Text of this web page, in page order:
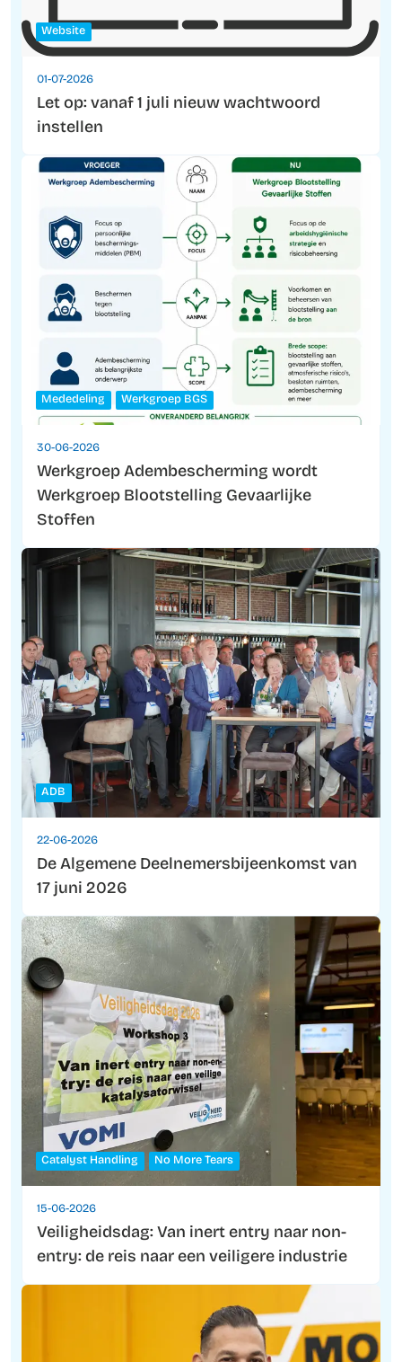
Website
01-07-2026
Let op: vanaf 1 juli nieuw wachtwoord
instellen
Mededeling Werkgroep BGS
30-06-2026
Werkgroep Adembescherming wordt
Werkgroep Blootstelling Gevaarlijke
Stoffen
ADB
22-06-2026
De Algemene Deelnemersbijeenkomst van
17 juni 2026
Catalyst Handling No More Tears
15-06-2026
Veiligheidsdag: Van inert entry naar non-
entry: de reis naar een veiligere industrie